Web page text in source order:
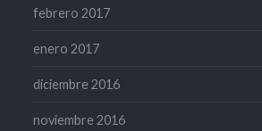
febrero 2017
enero 2017
diciembre 2016
noviembre 2016